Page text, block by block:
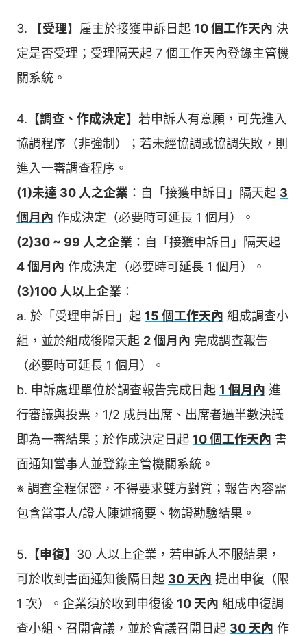
3. 【受理】 雇主於接獲申訴日起 10 個工作天內 決
定是否受理；受理隔天起 7 個工作天內登錄主管機
關系統。
4. 【調查、作成決定】 若申訴人有意願，可先進入
協調程序（非強制）；若未經協調或協調失敗，則
進入一審調查程序。
(1)未達 30 人之企業 ：自「接獲申訴日」隔天起 3
個月內 作成決定（必要時可延長 1 個月）。
(2)30 ~ 99 人之企業 ：自「接獲申訴日」隔天起
4 個月內 作成決定（必要時可延長 1 個月）。
(3)100 人以上企業 ：
a. 於「受理申訴日」起 15 個工作天內 組成調查小
組，並於組成後隔天起 2 個月內 完成調查報告
（必要時可延長 1 個月）。
b. 申訴處理單位於調查報告完成日起 1 個月內 進
行審議與投票，1/2 成員出席、出席者過半數決議
即為一審結果；於作成決定日起 10 個工作天內 書
面通知當事人並登錄主管機關系統。
※ 調查全程保密，不得要求雙方對質；報告內容需
包含當事人/證人陳述摘要、物證勘驗結果。
5. 【申復】 30 人以上企業，若申訴人不服結果，
可於收到書面通知後隔日起 30 天內 提出申復（限
1 次）。企業須於收到申復後 10 天內 組成申復調
查小組、召開會議，並於會議召開日起 30 天內 作